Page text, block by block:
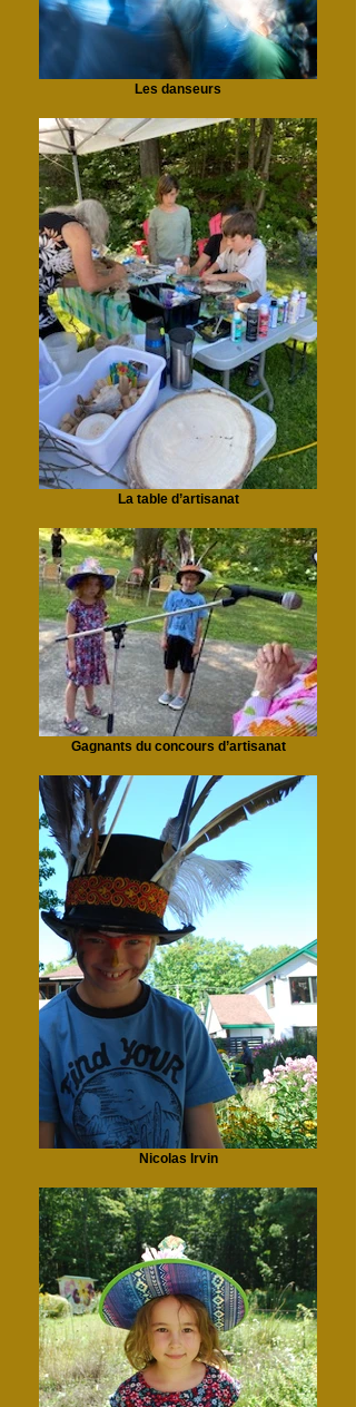
Les danseurs
La table d’artisanat
Gagnants du concours d’artisanat
Nicolas Irvin